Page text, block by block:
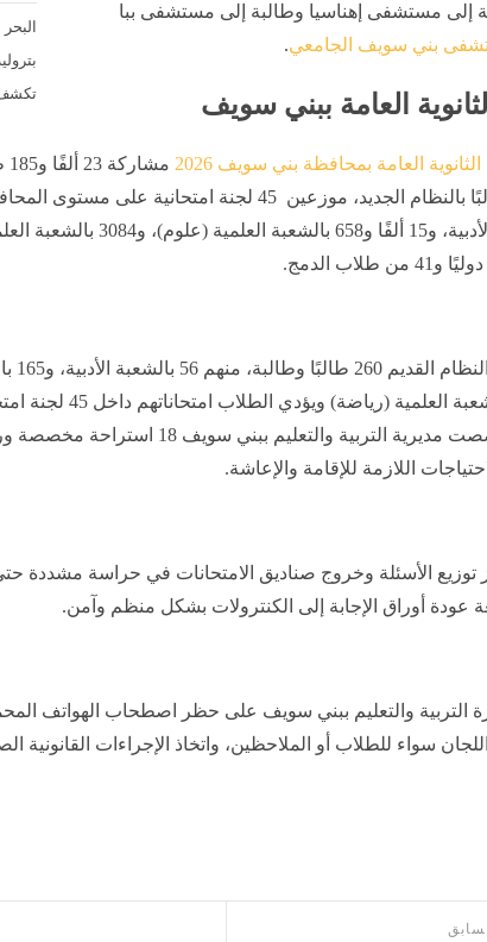
تكشف
إلى مستشفى إهناسيا وطالبة إلى مستشفى ببا
بني سويف الجامعي.
العامة ببني سويف
الثانوية العامة بمحافظة بني سويف 2026
طلاب بالشعبة الأدبية، و15 ألفًا و658
كما
(علوم)، و45 بالشعبة
المحافظة، وخصصت مديرية التربية والتعليم
اللازمة للإقامة والإعاشة.
توزيع الأسئلة وخروج صناديق الامتحانات في حراسة مشددة
عودة أوراق الإجابة إلى الكنترولات بشكل منظم وآمن.
التربية والتعليم ببني سويف على حظر اصطحاب الهواتف
سواء للطلاب أو الملاحظين، واتخاذ الإجراءات القانونية